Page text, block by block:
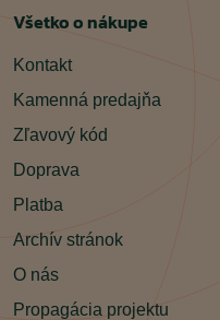
Všetko o nákupe
Kontakt
Kamenná predajňa
Zľavový kód
Doprava
Platba
Archív stránok
O nás
Propagácia projektu